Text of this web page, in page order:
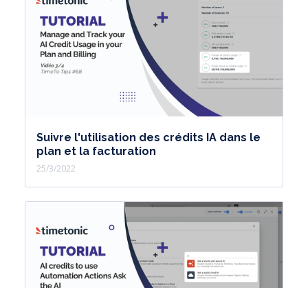
Suivre l'utilisation des crédits IA dans le
plan et la facturation
25/3/2022